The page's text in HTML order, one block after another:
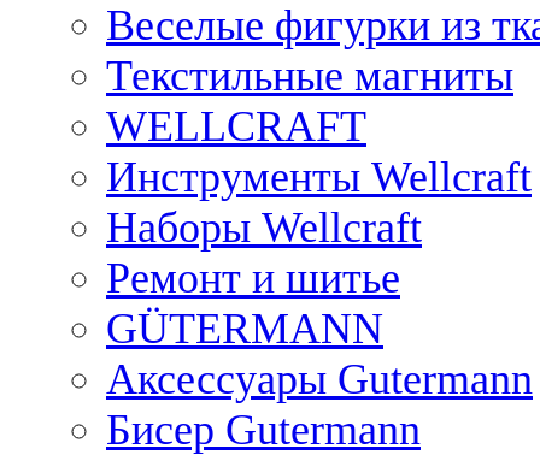
Веселые фигурки из
Текстильные магниты
WELLCRAFT
Инструменты Wellcraft
Наборы Wellcraft
Ремонт и шитье
GÜTERMANN
Аксессуары Gutermann
Бисер Gutermann